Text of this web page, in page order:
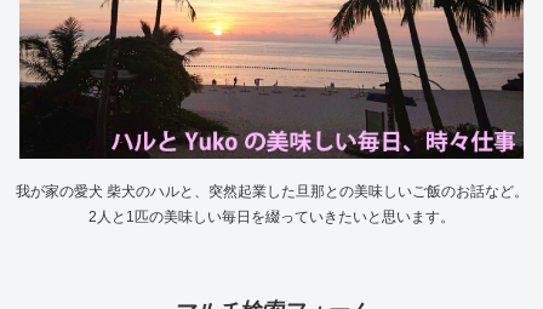
我が家の愛犬 柴犬のハルと、突然起業した旦那との美味しいご飯のお話など。
2人と1匹の美味しい毎日を綴っていきたいと思います。